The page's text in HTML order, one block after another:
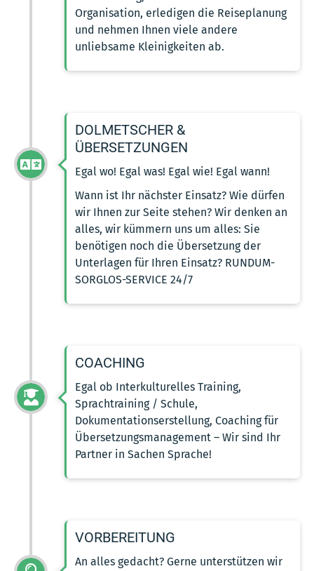
Organisation, erledigen die Reiseplanung
und nehmen Ihnen viele andere
unliebsame Kleinigkeiten ab.
DOLMETSCHER &
ÜBERSETZUNGEN
Egal wo! Egal was! Egal wie! Egal wann!
Wann ist Ihr nächster Einsatz? Wie dürfen
wir Ihnen zur Seite stehen? Wir denken an
alles, wir kümmern uns um alles: Sie
benötigen noch die Übersetzung der
Unterlagen für Ihren Einsatz? RUNDUM-
SORGLOS-SERVICE 24/7
COACHING
Egal ob Interkulturelles Training,
Sprachtraining / Schule,
Dokumentationserstellung, Coaching für
Übersetzungsmanagement – Wir sind Ihr
Partner in Sachen Sprache!
VORBEREITUNG
An alles gedacht? Gerne unterstützen wir